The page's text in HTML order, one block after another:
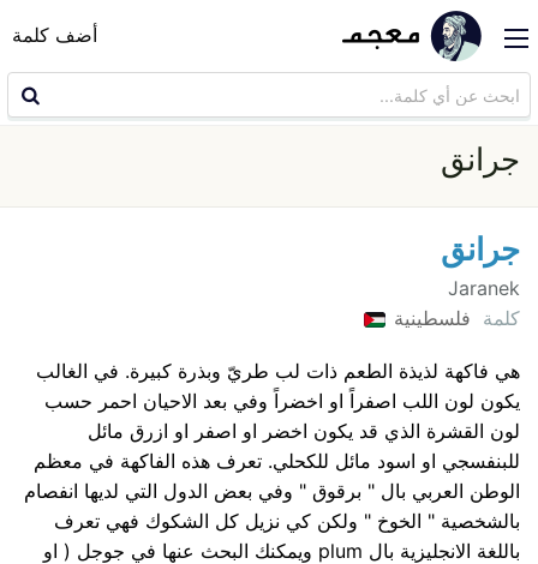
أضف كلمة
جرانق
جرانق
Jaranek
كلمة فلسطينية
هي فاكهة لذيذة الطعم ذات لب طريّ وبذرة كبيرة. في الغالب
يكون لون اللب اصفراً او اخضراً وفي بعد الاحيان احمر حسب
لون القشرة الذي قد يكون اخضر او اصفر او ازرق مائل
للبنفسجي او اسود مائل للكحلي. تعرف هذه الفاكهة في معظم
الوطن العربي بال " برقوق " وفي بعض الدول التي لديها انفصام
بالشخصية " الخوخ " ولكن كي نزيل كل الشكوك فهي تعرف
باللغة الانجليزية بال plum ويمكنك البحث عنها في جوجل ( او